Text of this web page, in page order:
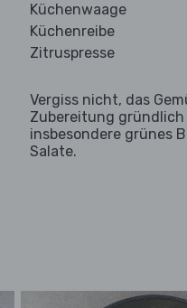
Küchenwaage
Küchenreibe
Zitruspresse
Vergiss nicht, das
Zubereitung gründlich
insbesondere grünes
Salate.